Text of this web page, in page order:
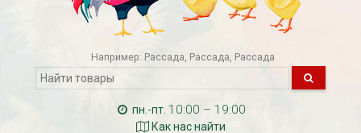
Например: Рассада Рассада Рассада
пн.-пт. 10:00 – 19:00
Как нас найти